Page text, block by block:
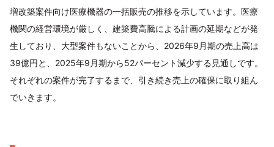
増改築案件向け医療機器の一括販売の推移を示しています。医療
機関の経営環境が厳しく、建築費高騰による計画の延期などが発
生しており、大型案件もないことから、2026年9月期の売上高は
39億円と、2025年9月期から52パーセント減少する見通しです。
それぞれの案件が完了するまで、引き続き売上の確保に取り組ん
でいきます。